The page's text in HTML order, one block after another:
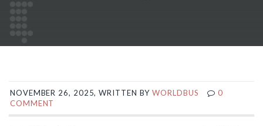
NOVEMBER 26, 2025, WRITTEN BYWORLDBUS
0
COMMENT